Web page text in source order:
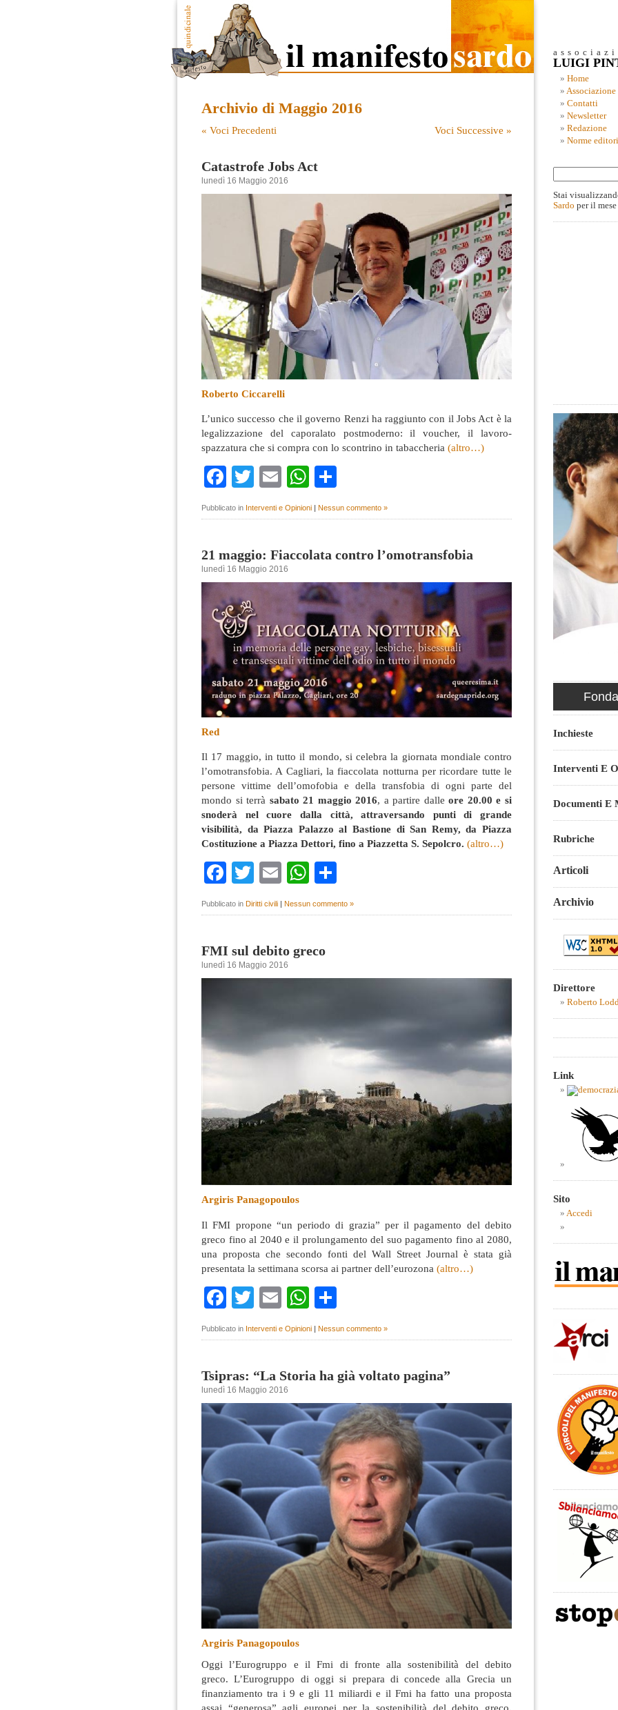
Archivio di Maggio 2016
« Voci Precedenti Voci Successive »
Catastrofe Jobs Act
lunedì 16 Maggio 2016
Roberto Ciccarelli
L’unico successo che il governo Renzi ha raggiunto con il Jobs Act è la
legalizzazione del caporalato postmoderno: il voucher, il lavoro-
spazzatura che si compra con lo scontrino in tabaccheria (altro…)
Facebook
TwitterEmailWhatsApp
Pubblicato in Interventi e Opinioni Nessun commento »
21 maggio: Fiaccolata contro l’omotransfobia
lunedì 16 Maggio 2016
Red
Il 17 maggio, in tutto il mondo, si celebra la giornata mondiale contro
l’omotransfobia. A Cagliari, la fiaccolata notturna per ricordare tutte le
persone vittime dell’omofobia e della transfobia di ogni parte del
mondo si terrà sabato 21 maggio 2016, a partire dalleore 20.00 e si
snoderà nel cuore dalla città, attraversando punti di grande
visibilità, da Piazza Palazzo al Bastione di San Remy, da Piazza
Costituzione a Piazza Dettori, fino a Piazzetta S. Sepolcro. (altro…)
Facebook
TwitterEmailWhatsApp
Pubblicato in Diritti civili Nessun commento »
FMI sul debito greco
lunedì 16 Maggio 2016
Argiris Panagopoulos
Il FMI propone “un periodo di grazia” per il pagamento del debito
greco fino al 2040 e il prolungamento del suo pagamento fino al 2080,
una proposta che secondo fonti del Wall Street Journal è stata già
presentata la settimana scorsa ai partner dell’eurozona (altro…)
Facebook
TwitterEmailWhatsApp
Pubblicato in Interventi e Opinioni | Nessun commento »
Tsipras: “La Storia ha già voltato pagina”
lunedì 16 Maggio 2016
Argiris Panagopoulos
Oggi l’Eurogruppo e il Fmi di fronte alla sostenibilità del debito
greco. L’Eurogruppo di oggi si prepara di concede alla Grecia un
finanziamento tra i 9 e gli 11 miliardi e il Fmi ha fatto una proposta
LUIGI
Home
Associazione
Contatti
Newsletter
Redazione
Norme
Stai
Sardo per il
Inchieste
Interventi E
Documenti E
Rubriche
Articoli
Archivio
Direttore
Roberto
Link
Sito
Accedi